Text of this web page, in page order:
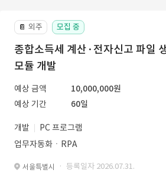
📔 외주 모집 중
종합소득세 계산·전자신고 파일
모듈 개발
예상 금액
10,000,000원
예상 기간
60일
개발
PC 프로그램
업무자동화ㆍRPA
서울특별시 · 등록일자 2026.07.31.